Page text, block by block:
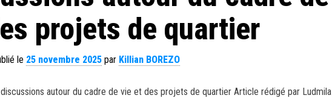
projets de quartier
le 25 novembre 2025 par Killian BOREZO
autour du cadre de vie et des projets de quartier Article rédigé par Ludmila